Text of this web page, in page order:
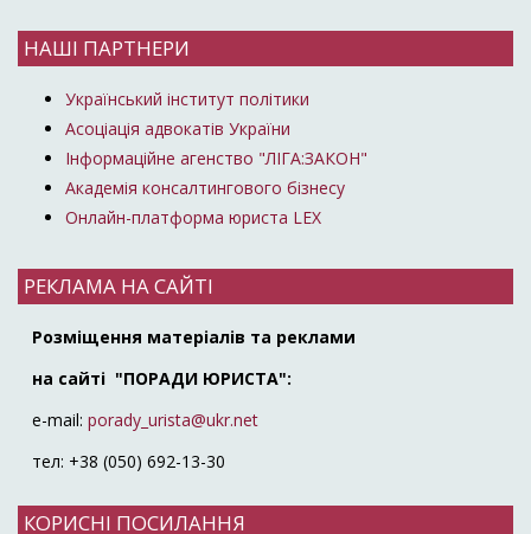
НАШІ ПАРТНЕРИ
Український інститут політики
Асоціація адвокатів України
Інформаційне агенство "ЛІГА:ЗАКОН"
Академія консалтингового бізнесу
Онлайн-платформа юриста LEX
РЕКЛАМА НА САЙТІ
Розміщення матеріалів та реклами
на сайті "ПОРАДИ ЮРИСТА":
e-mail: porady_urista@ukr.net
тел: +38 (050) 692-13-30
КОРИСНІ ПОСИЛАННЯ